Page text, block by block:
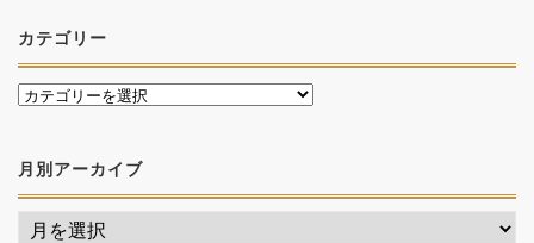
カテゴリー
月別アーカイブ